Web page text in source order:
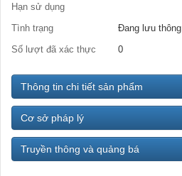
Hạn sử dụng
Tình trạng
Đang lưu thông
Số lượt đã xác thực
0
Thông tin chi tiết sản phẩm
Cơ sở pháp lý
Truyền thông và quảng bá